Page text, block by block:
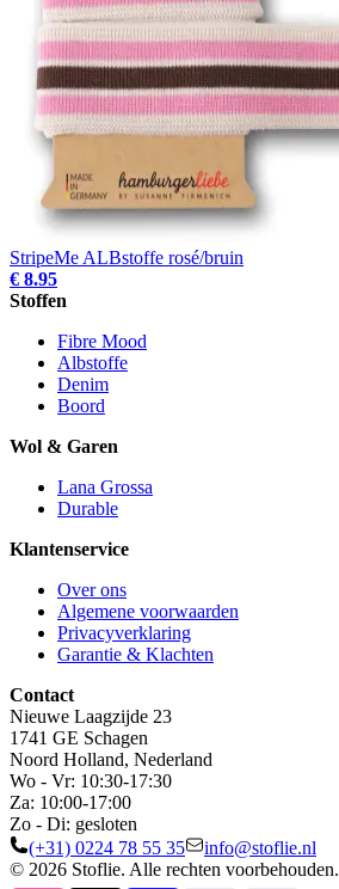
StripeMe ALBstoffe rosé/bruin
€ 8.95
Stoffen
Fibre Mood
Albstoffe
Denim
Boord
Wol & Garen
Lana Grossa
Durable
Klantenservice
Over ons
Algemene voorwaarden
Privacyverklaring
Garantie & Klachten
Contact
Nieuwe Laagzijde 23
1741 GE Schagen
Noord Holland, Nederland
Wo - Vr: 10:30-17:30
Za: 10:00-17:00
Zo - Di: gesloten
(+31) 0224 78 55 35
info@stoflie.nl
© 2026 Stoflie. Alle rechten voorbehouden.